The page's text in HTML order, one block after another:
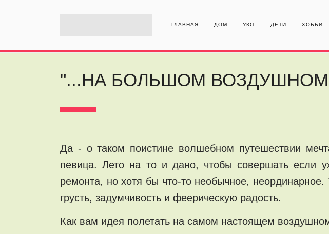
ГЛАВНАЯ ДОМ УЮТ ДЕТИ ХОББИ
"...НА БОЛЬШОМ
Да - о таком поистине волшебном путешествии
певица. Лето на то и дано, чтобы совершать если
ремонта, но хотя бы что-то необычное,
грусть, задумчивость и феерическую радость.
Как вам идея полетать на самом настоящем